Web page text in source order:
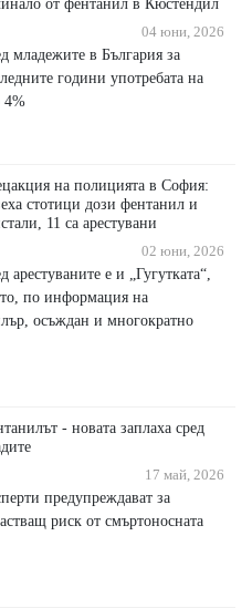
от фентанил в Кюстендил
04 юни, 2026
младежите в България за
години употребата на
4%
на полицията в София:
стотици дози фентанил и
11 са арестувани
02 юни, 2026
арестуваните е и „Гугутката“,
по информация на
осъждан и многократно
- новата заплаха сред
17 май, 2026
предупреждават за
риск от смъртоносната